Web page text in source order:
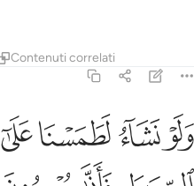
Contenuti correlati
ولو نشاء لطمسنا على اعينهم
وَلَوْ نَشَآءُ لَطَمَسْنَا عَلَىٰٓ أَعْيُنِهِمْ
ﲜﲝﲞﲟ